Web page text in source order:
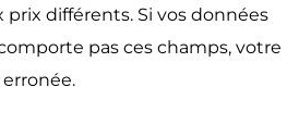
différents. Si vos données
pas ces champs, votre
erronée.